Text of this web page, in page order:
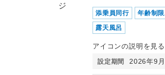
添乗員同行 年齢制限
露天風呂
アイコンの説明を見
設定期間 2026年9